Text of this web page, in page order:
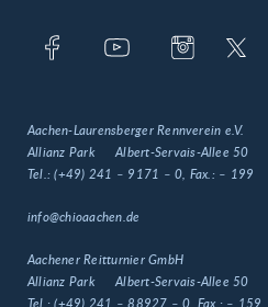
Aachen-Laurensberger Rennverein e.V.
Allianz Park
Albert-Servais-Allee 50
Tel.:(+49) 241 – 9171 – 0 , Fax.: – 199
info@chioaachen.de
Aachener Reitturnier GmbH
Allianz Park
Albert-Servais-Allee 50
Tel.:(+49) 241 – 88927 – 0 , Fax.: – 159